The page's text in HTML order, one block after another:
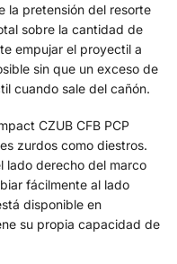
la pretensión del resorte
sobre la cantidad de
empujar el proyectil a
sin que un exceso de
cuando sale del cañón.
CZUB CFB PCP
zurdos como diestros.
lado derecho del marco
fácilmente al lado
disponible en
su propia capacidad de